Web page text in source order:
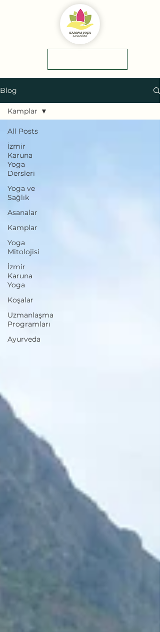
Blog
All Posts
İzmir
Karuna
Yoga
Dersleri
Yoga ve
Sağlık
Asanalar
Kamplar
Yoga
Mitolojisi
İzmir
Karuna
Yoga
Koşalar
Uzmanlaşma
Programları
Ayurveda
Kamplar